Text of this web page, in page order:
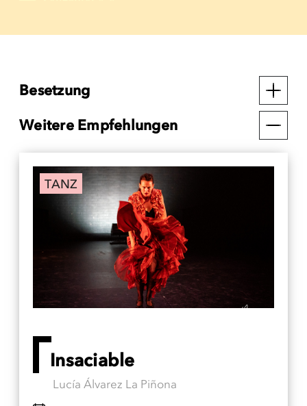
Besetzung
Weitere Empfehlungen
TANZ
Insaciable
Lucía Álvarez La Piñona